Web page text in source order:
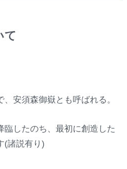
て
安須森御嶽とも呼ばれる。
臨したのち、最初に創造した
(諸説有り)